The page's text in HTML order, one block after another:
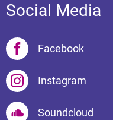
Social Media
Facebook
Instagram
Soundcloud